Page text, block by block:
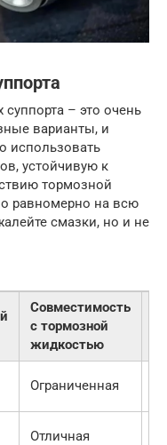
– это очень
варианты, и
использовать
устойчивую к
тормозной
равномерно на всю
смазки, но и не
Совместимость
с тормозной
жидкостью
Ограниченная
Отличная